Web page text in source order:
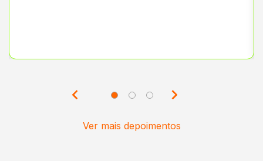
Ver mais depoimentos